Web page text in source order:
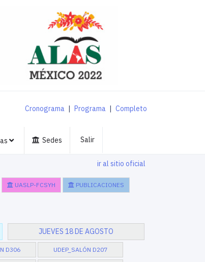
Cronograma | Programa | Completo
Sedes Salir
ir al sitio oficial
UASLP-FCSYH PUBLICACIONES
JUEVES 18 DE AGOSTO
D306 UDEP_SALÓN D207